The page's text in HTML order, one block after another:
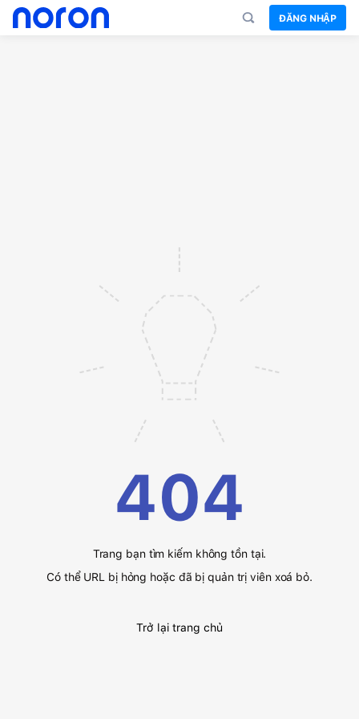
ĐĂNG NHẬP
404
Trang bạn tìm kiếm không tồn tại.
Có thể URL bị hỏng hoặc đã bị quản trị viên xoá bỏ.
Trở lại trang chủ